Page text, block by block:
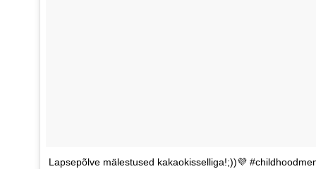
Lapsepõlve mälestused kakaokisselliga!;))💜